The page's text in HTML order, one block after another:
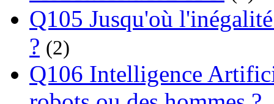
Q105 Jusqu'où
? (2)
Q106 Intelligence